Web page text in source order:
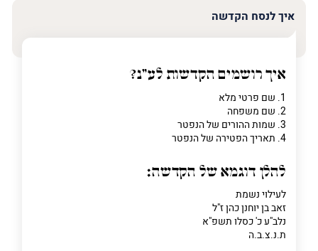
איך לנסח הקדשה
איך רושמים הקדשות לע"נ?
1. שם פרטי מלא
2. שם משפחה
3. שמות ההורים של הנפטר
4. תאריך הפטירה של הנפטר
להלן דוגמא של הקדשה:
לעילוי נשמת
זאב בן יוחנן כהן ז"ל
נלב"ע כ' כסלו תשפ"א
ת.נ.צ.ב.ה